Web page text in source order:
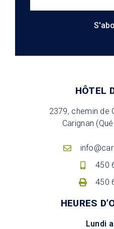
HÔTEL
2379, chemin de
Carignan
450
450
HEURES
Lundi